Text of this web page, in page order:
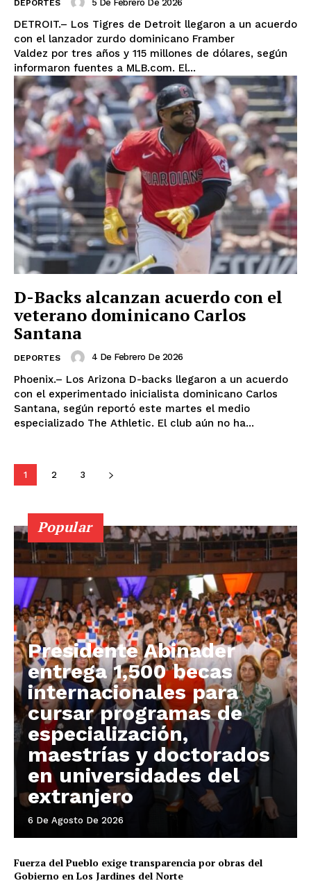
DEPORTES 5 De Febrero De 2026
DETROIT.– Los Tigres de Detroit llegaron a un acuerdo
con el lanzador zurdo dominicano Framber
Valdez por tres años y 115 millones de dólares, según
informaron fuentes a MLB.com. El...
D-Backs alcanzan acuerdo con el
veterano dominicano Carlos
Santana
DEPORTES 4 De Febrero De 2026
Phoenix.– Los Arizona D-backs llegaron a un acuerdo
con el experimentado inicialista dominicano Carlos
Santana, según reportó este martes el medio
especializado The Athletic. El club aún no ha...
1 2 3
Popular
Presidente Abinader
entrega 1,500 becas
internacionales para
cursar programas de
especialización,
maestrías y doctorados
en universidades del
extranjero
6 De Agosto De 2026
Fuerza del Pueblo exige transparencia por obras del
Gobierno en Los Jardines del Norte